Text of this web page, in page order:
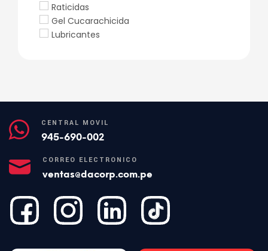
Raticidas
Gel Cucarachicida
Lubricantes
CENTRAL MÓVIL
945-690-002
CORREO ELECTRÓNICO
ventas@dacorp.com.pe